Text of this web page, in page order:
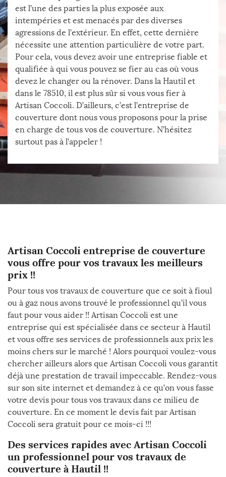
est l’une des parties la plus exposée aux
intempéries et est menacés par des diverses
agressions de l’extérieur. En effet, cette dernière
nécessite une attention particulière de votre part.
Pour cela, vous devez avoir une entreprise fiable et
qualifiée à qui vous pouvez se fier au cas où vous
devez le changer ou la rénover. Dans la Hautil et
dans le 78510, il est plus sûr si vous vous fier à
Artisan Coccoli. D’ailleurs, c’est l’entreprise de
couverture dont nous vous proposons pour la prise
en charge de tous vos de couverture. N’hésitez
surtout pas à l’appeler !
Artisan Coccoli entreprise de couverture
vous offre pour vos travaux les meilleurs
prix !!
Pour tous vos travaux de couverture que ce soit à fioul
ou à gaz nous avons trouvé le professionnel qu’il vous
faut pour vous aider !! Artisan Coccoli est une
entreprise qui est spécialisée dans ce secteur à Hautil
et vous offre ses services de professionnels aux prix les
moins chers sur le marché ! Alors pourquoi voulez-vous
chercher ailleurs alors que Artisan Coccoli vous garantit
déjà une prestation de travail impeccable. Rendez-vous
sur son site internet et demandez à ce qu’on vous fasse
votre devis pour tous vos travaux dans ce milieu de
couverture. En ce moment le devis fait par Artisan
Coccoli sera gratuit pour ce mois-ci !!!
Des services rapides avec Artisan Coccoli
un professionnel pour vos travaux de
couverture à Hautil !!